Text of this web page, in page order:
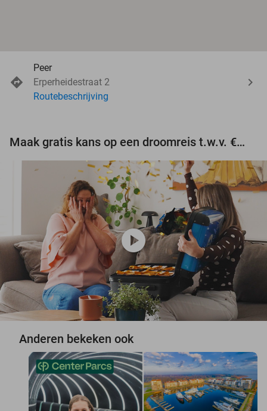
Peer
Erperheidestraat 2
Routebeschrijving
Maak gratis kans op een droomreis t.w.v. €3.000!
play_circle
Anderen bekeken ook